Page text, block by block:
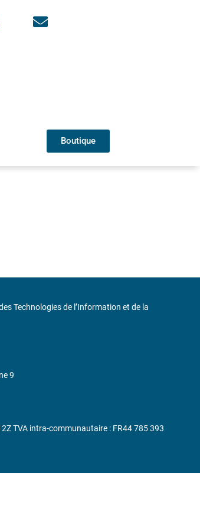
Boutique
Technologies de l’Information et de la
9
TVA intra-communautaire : FR44 785 393